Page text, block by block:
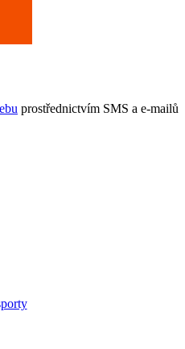
prostřednictvím SMS a e-mailů